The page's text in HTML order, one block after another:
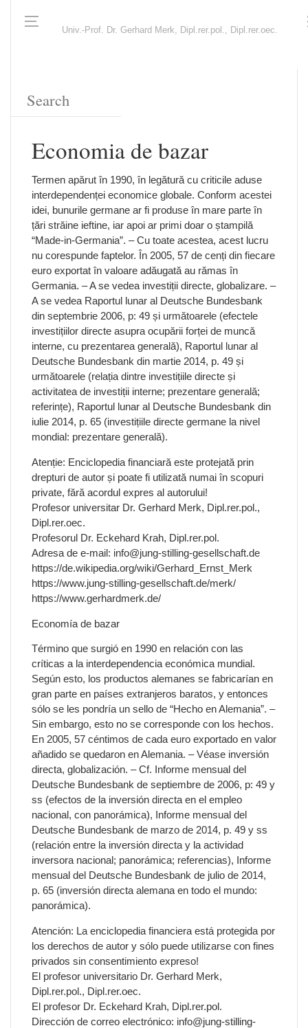
Univ.-Prof. Dr. Gerhard Merk, Dipl.rer.pol., Dipl.rer.oec.
Economia de bazar
Termen apărut în 1990, în legătură cu criticile aduse
interdependenței economice globale. Conform acestei
idei, bunurile germane ar fi produse în mare parte în
țări străine ieftine, iar apoi ar primi doar o ștampilă
“Made-in-Germania”. – Cu toate acestea, acest lucru
nu corespunde faptelor. În 2005, 57 de cenți din fiecare
euro exportat în valoare adăugată au rămas în
Germania. – A se vedea investiții directe, globalizare. –
A se vedea Raportul lunar al Deutsche Bundesbank
din septembrie 2006, p: 49 și următoarele (efectele
investițiilor directe asupra ocupării forței de muncă
interne, cu prezentarea generală), Raportul lunar al
Deutsche Bundesbank din martie 2014, p. 49 și
următoarele (relația dintre investițiile directe și
activitatea de investiții interne; prezentare generală;
referințe), Raportul lunar al Deutsche Bundesbank din
iulie 2014, p. 65 (investițiile directe germane la nivel
mondial: prezentare generală).
Atenție: Enciclopedia financiară este protejată prin
drepturi de autor și poate fi utilizată numai în scopuri
private, fără acordul expres al autorului!
Profesor universitar Dr. Gerhard Merk, Dipl.rer.pol.,
Dipl.rer.oec.
Profesorul Dr. Eckehard Krah, Dipl.rer.pol.
Adresa de e-mail: info@jung-stilling-gesellschaft.de
https://de.wikipedia.org/wiki/Gerhard_Ernst_Merk
https://www.jung-stilling-gesellschaft.de/merk/
https://www.gerhardmerk.de/
Economía de bazar
Término que surgió en 1990 en relación con las
críticas a la interdependencia económica mundial.
Según esto, los productos alemanes se fabricarían en
gran parte en países extranjeros baratos, y entonces
sólo se les pondría un sello de “Hecho en Alemania”. –
Sin embargo, esto no se corresponde con los hechos.
En 2005, 57 céntimos de cada euro exportado en valor
añadido se quedaron en Alemania. – Véase inversión
directa, globalización. – Cf. Informe mensual del
Deutsche Bundesbank de septiembre de 2006, p: 49 y
ss (efectos de la inversión directa en el empleo
nacional, con panorámica), Informe mensual del
Deutsche Bundesbank de marzo de 2014, p. 49 y ss
(relación entre la inversión directa y la actividad
inversora nacional; panorámica; referencias), Informe
mensual del Deutsche Bundesbank de julio de 2014,
p. 65 (inversión directa alemana en todo el mundo:
panorámica).
Atención: La enciclopedia financiera está protegida por
los derechos de autor y sólo puede utilizarse con fines
privados sin consentimiento expreso!
El profesor universitario Dr. Gerhard Merk,
Dipl.rer.pol., Dipl.rer.oec.
El profesor Dr. Eckehard Krah, Dipl.rer.pol.
Dirección de correo electrónico: info@jung-stilling-